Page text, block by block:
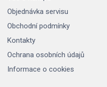
Objednávka servisu
Obchodní podmínky
Kontakty
Ochrana osobních údajů
Informace o cookies